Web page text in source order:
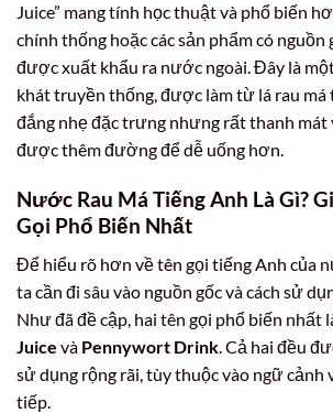
Juice” mang tính học thuật và phổ biến
chính thống hoặc các sản phẩm có nguồn
được xuất khẩu ra nước ngoài. Đây là
khát truyền thống, được làm từ lá rau
đắng nhẹ đặc trưng nhưng rất thanh mát
được thêm đường để dễ uống hơn.
Nước Rau Má Tiếng Anh Là Gì?
Gọi Phổ Biến Nhất
Để hiểu rõ hơn về tên gọi tiếng Anh của
ta cần đi sâu vào nguồn gốc và cách sử
Như đã đề cập, hai tên gọi phổ biến nhất
Juice và Pennywort Drink . Cả hai đều
sử dụng rộng rãi, tùy thuộc vào ngữ cảnh
tiếp.